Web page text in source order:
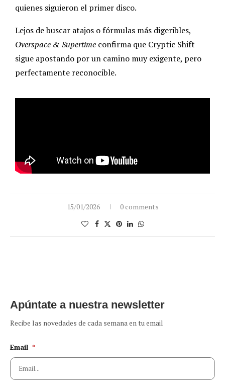
quienes siguieron el primer disco.
Lejos de buscar atajos o fórmulas más digeribles,
Overspace & Supertime confirma que Cryptic Shift
sigue apostando por un camino muy exigente, pero
perfectamente reconocible.
15/01/2026 0 comments
Apúntate a nuestra newsletter
Recibe las novedades de cada semana en tu email
Email *